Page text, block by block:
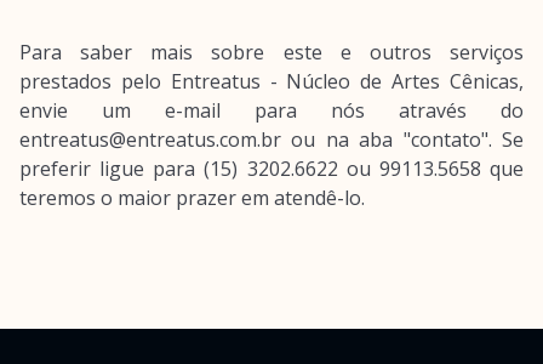
Para saber mais sobre este e outros serviços
prestados pelo Entreatus - Núcleo de Artes Cênicas,
envie um e-mail para nós através do
entreatus@entreatus.com.br ou na aba "contato". Se
preferir ligue para (15) 3202.6622 ou 99113.5658 que
teremos o maior prazer em atendê-lo.